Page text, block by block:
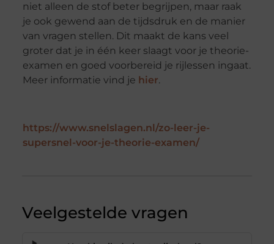
niet alleen de stof beter begrijpen, maar raak
je ook gewend aan de tijdsdruk en de manier
van vragen stellen. Dit maakt de kans veel
groter dat je in één keer slaagt voor je theorie-
examen en goed voorbereid je rijlessen ingaat.
Meer informatie vind je hier.
https://www.snelslagen.nl/zo-leer-je-
supersnel-voor-je-theorie-examen/
Veelgestelde vragen